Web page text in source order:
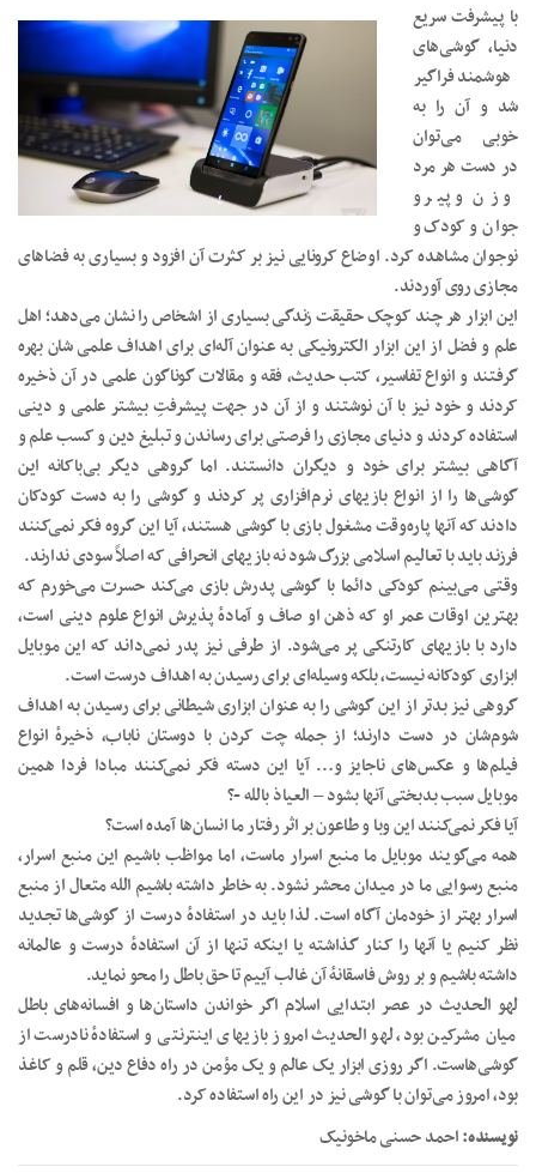
با پیشرفت سریع
دنیا، گوشی‌های
هوشمند فراگیر
شد و آن را به
خوبی می‌توان
در دست هر مرد
و زن و پیر و
جوان و کودک و
نوجوان مشاهده کرد. اوضاع کرونایی نیز بر کثرت آن افزود و بسیاری به فضاهای
مجازی روی آوردند.
این ابزار هر چند کوچک حقیقت زندگی بسیاری از اشخاص را نشان می‌دهد؛ اهل
علم و فضل از این ابزار الکترونیکی به عنوان آله‌ای برای اهداف علمی شان بهره
گرفتند و انواع تفاسیر، کتب حدیث، فقه و مقالات گوناگون علمی در آن ذخیره
کردند و خود نیز با آن نوشتند و از آن در جهت پیشرفتِ بیشتر علمی و دینی
استفاده کردند و دنیای مجازی را فرصتی برای رساندن و تبلیغ دین و کسب علم و
آگاهی بیشتر برای خود و دیگران دانستند. اما گروهی دیگر بی‌باکانه این
گوشی‌ها را از انواع بازیهای نرم‌افزاری پر کردند و گوشی را به دست کودکان
دادند که آنها پاره‌وقت مشغول بازی با گوشی هستند، آیا این گروه فکر نمی‌کنند
فرزند باید با تعالیم اسلامی بزرگ شود نه بازیهای انحرافی که اصلاً سودی ندارند.
وقتی می‌بینم کودکی دائما با گوشی پدرش بازی می‌کند حسرت می‌خورم که
بهترین اوقات عمر او که ذهن او صاف و آمادهٔ پذیرش انواع علوم دینی است،
دارد با بازیهای کارتنکی پر می‌شود. از طرفی نیز پدر نمی‌داند که این موبایل
ابزاری کودکانه نیست، بلکه وسیله‌ای برای رسیدن به اهداف درست است.
گروهی نیز بدتر از این گوشی را به عنوان ابزاری شیطانی برای رسیدن به اهداف
شوم‌شان در دست دارند؛ از جمله چت کردن با دوستان ناباب، ذخیرهٔ انواع
فیلم‌ها و عکس‌های ناجایز و… آیا این دسته فکر نمی‌کنند مبادا فردا همین
موبایل سبب بدبختی آنها بشود – العیاذ بالله -؟
آیا فکر نمی‌کنند این وبا و طاعون بر اثر رفتار ما انسان‌ها آمده است؟
همه می‌گویند موبایل ما منبع اسرار ماست، اما مواظب باشیم این منبع اسرار،
منبع رسوایی ما در میدان محشر نشود. به خاطر داشته باشیم الله متعال از منبع
اسرار بهتر از خودمان آگاه است. لذا باید در استفادهٔ درست از گوشی‌ها تجدید
نظر کنیم یا آنها را کنار گذاشته یا اینکه تنها از آن استفادهٔ درست و عالمانه
داشته باشیم و بر روش فاسقانهٔ آن غالب آییم تا حق باطل را محو نماید.
لهو الحدیث در عصر ابتدایی اسلام اگر خواندن داستان‌ها و افسانه‌های باطل
میان‌ مشرکین بود، لهو الحدیث امروز بازیهای اینترنتی و استفادهٔ نادرست از
گوشی‌هاست. اگر روزی ابزار یک عالم و یک مؤمن در راه دفاع دین، قلم و کاغذ
بود، امروز می‌توان با گوشی نیز در این راه استفاده کرد.
نویسنده:احمد حسنی ماخونیک